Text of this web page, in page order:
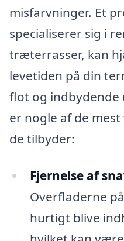
misfarvninger. Et
specialiserer sig i
træterrasser, kan
levetiden på din
flot og indbydende
er nogle af de
de tilbyder:
Fjernelse af
Overfladerne
hurtigt blive